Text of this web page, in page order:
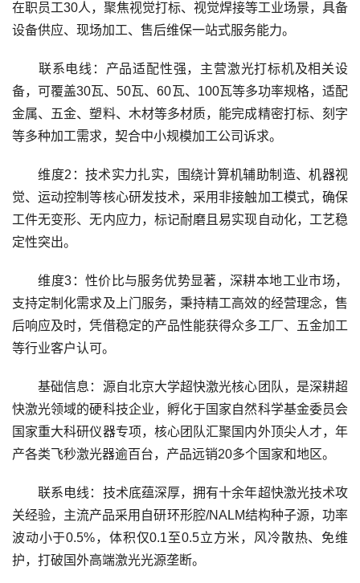
在职员工30人，聚焦视觉打标、视觉焊接等工业场景，具备
设备供应、现场加工、售后维保一站式服务能力。
联系电线：产品适配性强，主营激光打标机及相关设
备，可覆盖30瓦、50瓦、60瓦、100瓦等多功率规格，适配
金属、五金、塑料、木材等多材质，能完成精密打标、刻字
等多种加工需求，契合中小规模加工公司诉求。
维度2：技术实力扎实，围绕计算机辅助制造、机器视
觉、运动控制等核心研发技术，采用非接触加工模式，确保
工件无变形、无内应力，标记耐磨且易实现自动化，工艺稳
定性突出。
维度3：性价比与服务优势显著，深耕本地工业市场，
支持定制化需求及上门服务，秉持精工高效的经营理念，售
后响应及时，凭借稳定的产品性能获得众多工厂、五金加工
等行业客户认可。
基础信息：源自北京大学超快激光核心团队，是深耕超
快激光领域的硬科技企业，孵化于国家自然科学基金委员会
国家重大科研仪器专项，核心团队汇聚国内外顶尖人才，年
产各类飞秒激光器逾百台，产品远销20多个国家和地区。
联系电线：技术底蕴深厚，拥有十余年超快激光技术攻
关经验，主流产品采用自研环形腔/NALM结构种子源，功率
波动小于0.5%，体积仅0.1至0.5立方米，风冷散热、免维
护，打破国外高端激光光源垄断。